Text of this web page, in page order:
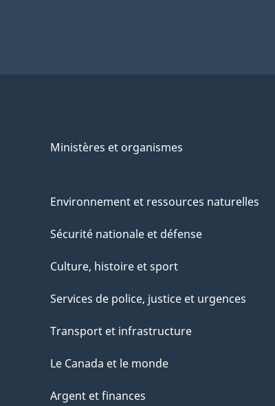
Ministères et organismes
Environnement et ressources naturelles
Sécurité nationale et défense
Culture, histoire et sport
Services de police, justice et urgences
Transport et infrastructure
Le Canada et le monde
Argent et finances